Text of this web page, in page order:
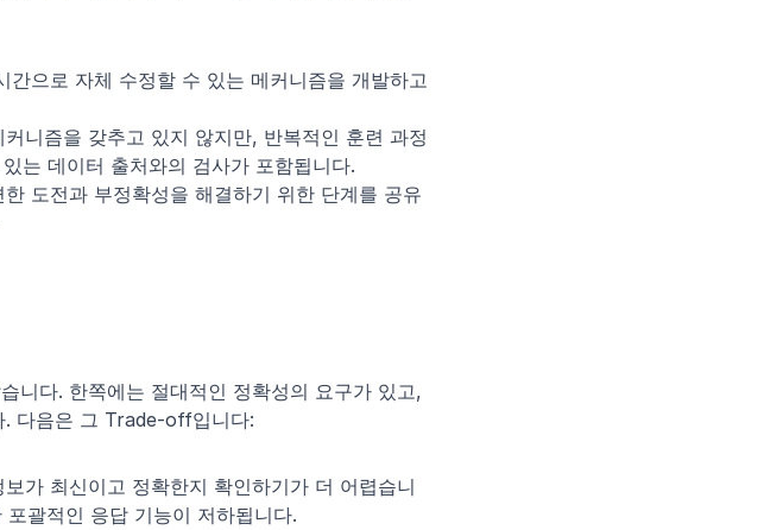
으로 자체 수정할 수 있는 메커니즘을 개발하고
니즘을 갖추고 있지 않지만, 반복적인 훈련 과정
는 데이터 출처와의 검사가 포함됩니다.
도전과 부정확성을 해결하기 위한 단계를 공유
니다. 한쪽에는 절대적인 정확성의 요구가 있고,
. 다음은 그 Trade-off입니다:
가 최신이고 정확한지 확인하기가 더 어렵습니
괄적인 응답 기능이 저하됩니다.